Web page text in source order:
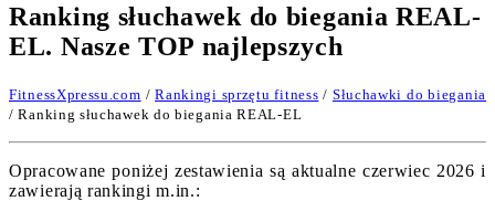
Ranking słuchawek do biegania REAL-
EL. Nasze TOP najlepszych
FitnessXpressu.com /Rankingi sprzętu fitness / Słuchawki do biegania
/ Ranking słuchawek do biegania REAL-EL
Opracowane poniżej zestawienia są aktualne czerwiec 2026 i
zawierają rankingi m.in.: